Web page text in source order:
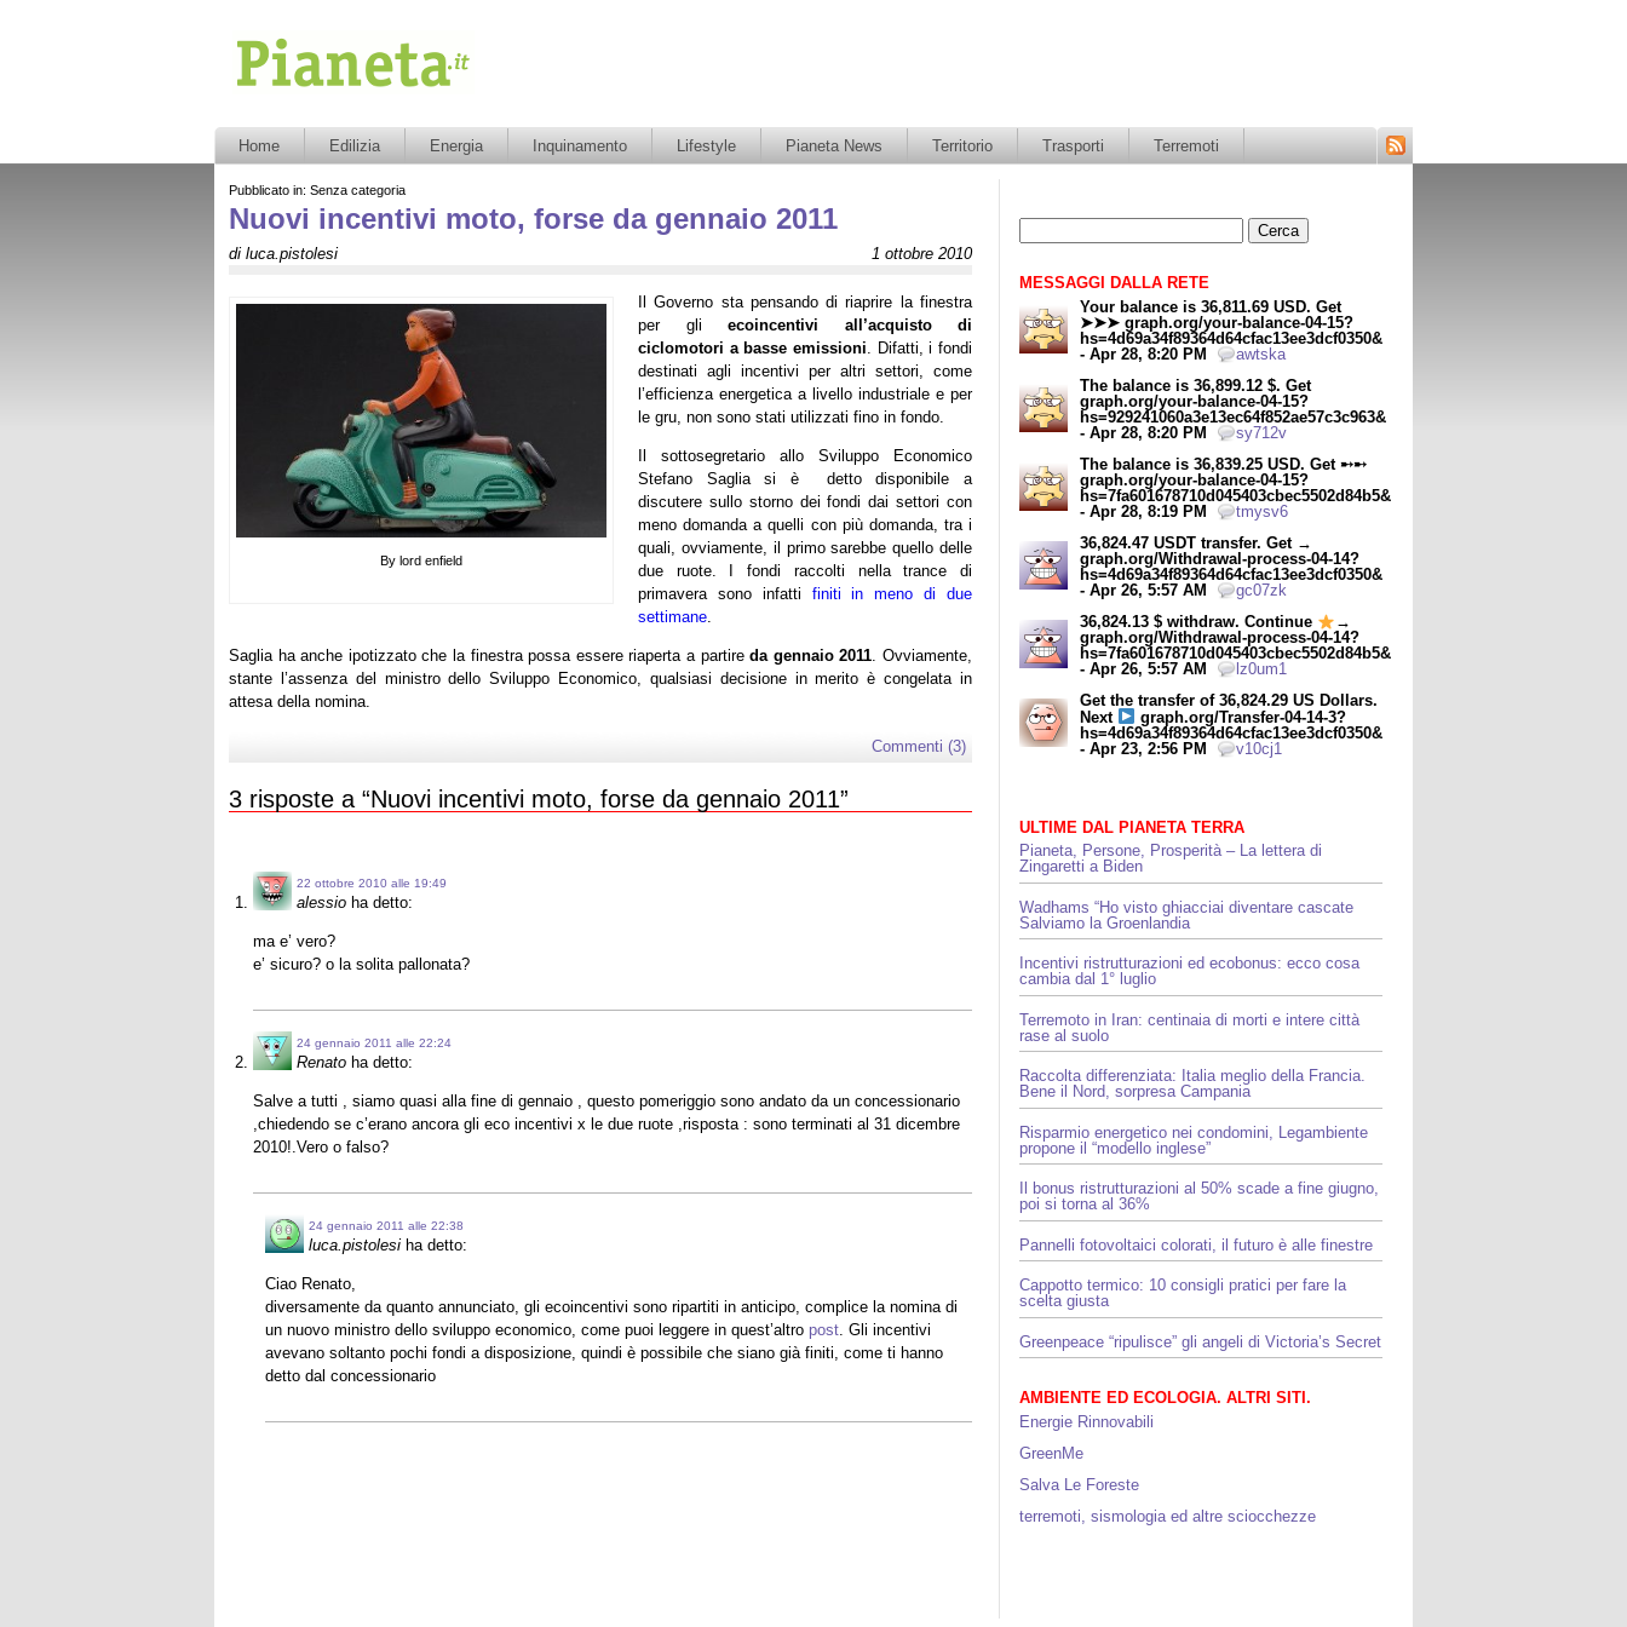
Segui
Home Edilizia Energia Inquinamento Lifestyle Pianeta News Territorio Trasporti Terremoti
Pubblicato in: Senza categoria
Nuovi incentivi moto, forse da gennaio 2011
di luca.pistolesi 1 ottobre 2010
By lord enfield
Il Governo sta pensando di riaprire la finestra
per gli ecoincentivi all’acquisto di
ciclomotori a basse emissioni. Difatti, i fondi
destinati agli incentivi per altri settori, come
l’efficienza energetica a livello industriale e per
le gru, non sono stati utilizzati fino in fondo.
Il sottosegretario allo Sviluppo Economico
Stefano Saglia si è detto disponibile a
discutere sullo storno dei fondi dai settori con
meno domanda a quelli con più domanda, tra i
quali, ovviamente, il primo sarebbe quello delle
due ruote. I fondi raccolti nella trance di
primavera sono infatti finiti in meno di due
settimane.
Saglia ha anche ipotizzato che la finestra possa essere riaperta a partireda gennaio 2011. Ovviamente,
stante l’assenza del ministro dello Sviluppo Economico, qualsiasi decisione in merito è congelata in
attesa della nomina.
Commenti (3)
3 risposte a “Nuovi incentivi moto, forse da gennaio 2011”
alessio ha detto:
22 ottobre 2010 alle 19:49
ma e’ vero?
e’ sicuro? o la solita pallonata?
Renato ha detto:
24 gennaio 2011 alle 22:24
Salve a tutti , siamo quasi alla fine di gennaio , questo pomeriggio sono andato da un concessionario
,chiedendo se c’erano ancora gli eco incentivi x le due ruote ,risposta : sono terminati al 31 dicembre
2010!.Vero o falso?
luca.pistolesi ha detto:
24 gennaio 2011 alle 22:38
Ciao Renato,
diversamente da quanto annunciato, gli ecoincentivi sono ripartiti in anticipo, complice la nomina di
un nuovo ministro dello sviluppo economico, come puoi leggere in quest’altro post. Gli incentivi
avevano soltanto pochi fondi a disposizione, quindi è possibile che siano già finiti, come ti hanno
detto dal concessionario
MESSAGGI DALLA RETE
Your balance is 36,811.69 USD. Get
➤➤➤ graph.org/your-balance-04-15?
hs=4d69a34f89364d64cfac13ee3dcf0350&
- Apr 28, 8:20 PM
awtska
The balance is 36,899.12 $. Get
graph.org/your-balance-04-15?
hs=929241060a3e13ec64f852ae57c3c963&
- Apr 28, 8:20 PM
sy712v
The balance is 36,839.25 USD. Get ➸➸
graph.org/your-balance-04-15?
hs=7fa601678710d045403cbec5502d84b5&
- Apr 28, 8:19 PM
tmysv6
36,824.47 USDT transfer. Get →
graph.org/Withdrawal-process-04-14?
hs=4d69a34f89364d64cfac13ee3dcf0350&
- Apr 26, 5:57 AM
gc07zk
36,824.13 $ withdraw. Continue
→
graph.org/Withdrawal-process-04-14?
hs=7fa601678710d045403cbec5502d84b5&
- Apr 26, 5:57 AM
lz0um1
Get the transfer of 36,824.29 US Dollars.
Next
graph.org/Transfer-04-14-3?
hs=4d69a34f89364d64cfac13ee3dcf0350&
- Apr 23, 2:56 PM
v10cj1
ULTIME DAL PIANETA TERRA
Pianeta, Persone, Prosperità – La lettera di
Zingaretti a Biden
Wadhams “Ho visto ghiacciai diventare cascate
Salviamo la Groenlandia
Incentivi ristrutturazioni ed ecobonus: ecco cosa
cambia dal 1° luglio
Terremoto in Iran: centinaia di morti e intere città
rase al suolo
Raccolta differenziata: Italia meglio della Francia.
Bene il Nord, sorpresa Campania
Risparmio energetico nei condomini, Legambiente
propone il “modello inglese”
Il bonus ristrutturazioni al 50% scade a fine giugno,
poi si torna al 36%
Pannelli fotovoltaici colorati, il futuro è alle finestre
Cappotto termico: 10 consigli pratici per fare la
scelta giusta
Greenpeace “ripulisce” gli angeli di Victoria’s Secret
AMBIENTE ED ECOLOGIA. ALTRI SITI.
Energie Rinnovabili
GreenMe
Salva Le Foreste
terremoti, sismologia ed altre sciocchezze